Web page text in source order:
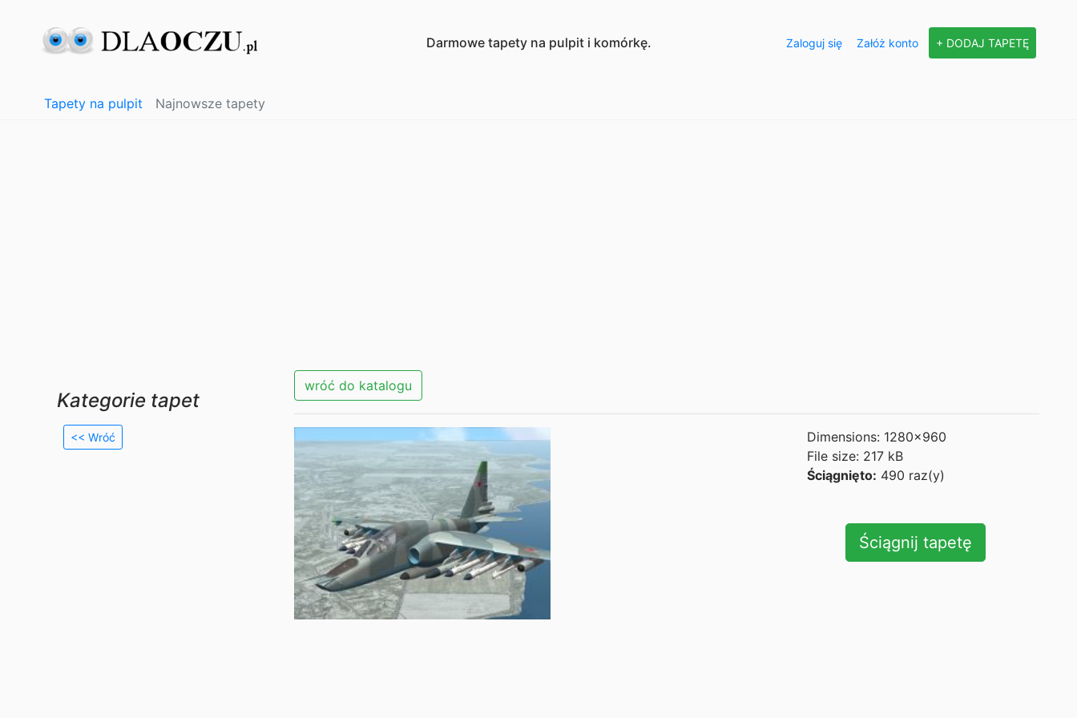
Darmowe tapety na pulpit i komórkę. Zaloguj się Załóż konto + DODAJ TAPETĘ
Tapety na pulpit Najnowsze tapety
Kategorie tapet
<< Wróć
wróć do katalogu
Dimensions: 1280x960
File size: 217 kB
Ściągnięto: 490 raz(y)
Ściągnij tapetę